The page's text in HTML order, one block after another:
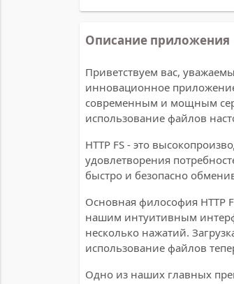
Описание приложения
Приветствуем вас,
инновационное
современным и мощным
использование файлов
HTTP FS - это
удовлетворения
быстро и безопасно
Основная философия HTTP
нашим интуитивным
несколько нажатий.
использование файлов
Одно из наших главных